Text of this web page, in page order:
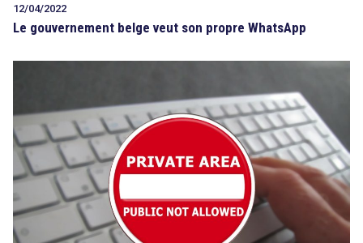
12/04/2022
Le gouvernement belge veut son propre WhatsApp